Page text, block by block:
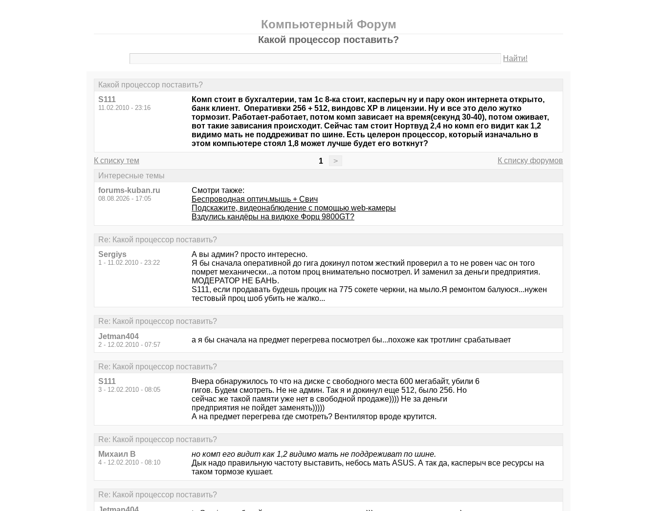
Компьютерный Форум
Какой процессор поставить?
Найти!
Какой процессор поставить?
S111
11.02.2010 - 23:16
Комп стоит в бухгалтерии, там 1с 8-ка стоит, касперыч ну и пару окон интернета открыто,
банк клиент. Оперативки 256 + 512, виндовс ХР в лицензии. Ну и все это дело жутко
тормозит. Работает-работает, потом комп зависает на время(секунд 30-40), потом оживает,
вот такие зависания происходит. Сейчас там стоит Нортвуд 2,4 но комп его видит как 1,2
видимо мать не поддреживат по шине. Есть целерон процессор, который изначально в
этом компьютере стоял 1,8 может лучше будет его воткнут?
К списку тем 1 >
К списку форумов
Интересные темы
forums-kuban.ru
08.08.2026 - 17:05
Смотри также:
Беспроводная оптич.мышь + Свич
Подскажите, видеонаблюдение с помощью web-камеры
Вздулись кандёры на видюхе Форц 9800GT?
Re: Какой процессор поставить?
Sergiys
1 - 11.02.2010 - 23:22
А вы админ? просто интересно.
Я бы сначала оперативной до гига докинул потом жесткий проверил а то не ровен час он того
помрет механически...а потом проц внимательно посмотрел. И заменил за деньги предприятия.
МОДЕРАТОР НЕ БАНЬ.
S111, если продавать будешь процик на 775 сокете черкни, на мыло.Я ремонтом балуюся...нужен
тестовый проц шоб убить не жалко...
Re: Какой процессор поставить?
Jetman404
2 - 12.02.2010 - 07:57
а я бы сначала на предмет перегрева посмотрел бы...похоже как тротлинг срабатывает
Re: Какой процессор поставить?
S111
3 - 12.02.2010 - 08:05
Вчера обнаружилось то что на диске с свободного места 600 мегабайт, убили 6
гигов. Будем смотреть. Не не админ. Так я и докинул еще 512, было 256. Но
сейчас же такой памяти уже нет в свободной продаже)))) Не за деньги
предприятия не пойдет заменять)))))
А на предмет перегрева где смотреть? Вентилятор вроде крутится.
Re: Какой процессор поставить?
Михаил В
4 - 12.02.2010 - 08:10
но комп его видит как 1,2 видимо мать не поддреживат по шине.
Дык надо правильную частоту выставить, небось мать ASUS. А так да, касперыч все ресурсы на
таком тормозе кушает.
Re: Какой процессор поставить?